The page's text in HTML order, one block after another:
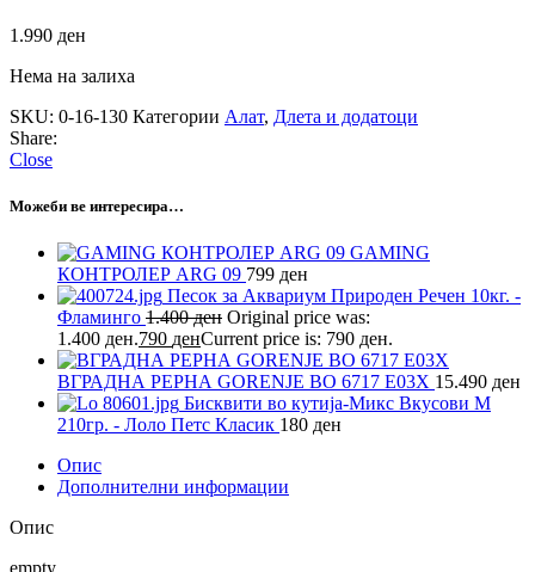
1.990 ден
Нема на залиха
SKU: 0-16-130 Категории Алат, Длета и додатоци
Share:
Close
Можеби ве интересира…
GAMING
КОНТРОЛЕР ARG 09 799 ден
Песок за Аквариум Природен Речен 10кг. -
Фламинго 1.400ден Original price was:
1.400 ден.790 денCurrent price is: 790 ден.
ВГРАДНА РЕРНА GORENJE BO 6717 E03X 15.490 ден
Бисквити во кутија-Микс Вкусови M
210гр. - Лоло Петс Класик 180 ден
Опис
Дополнителни информации
Опис